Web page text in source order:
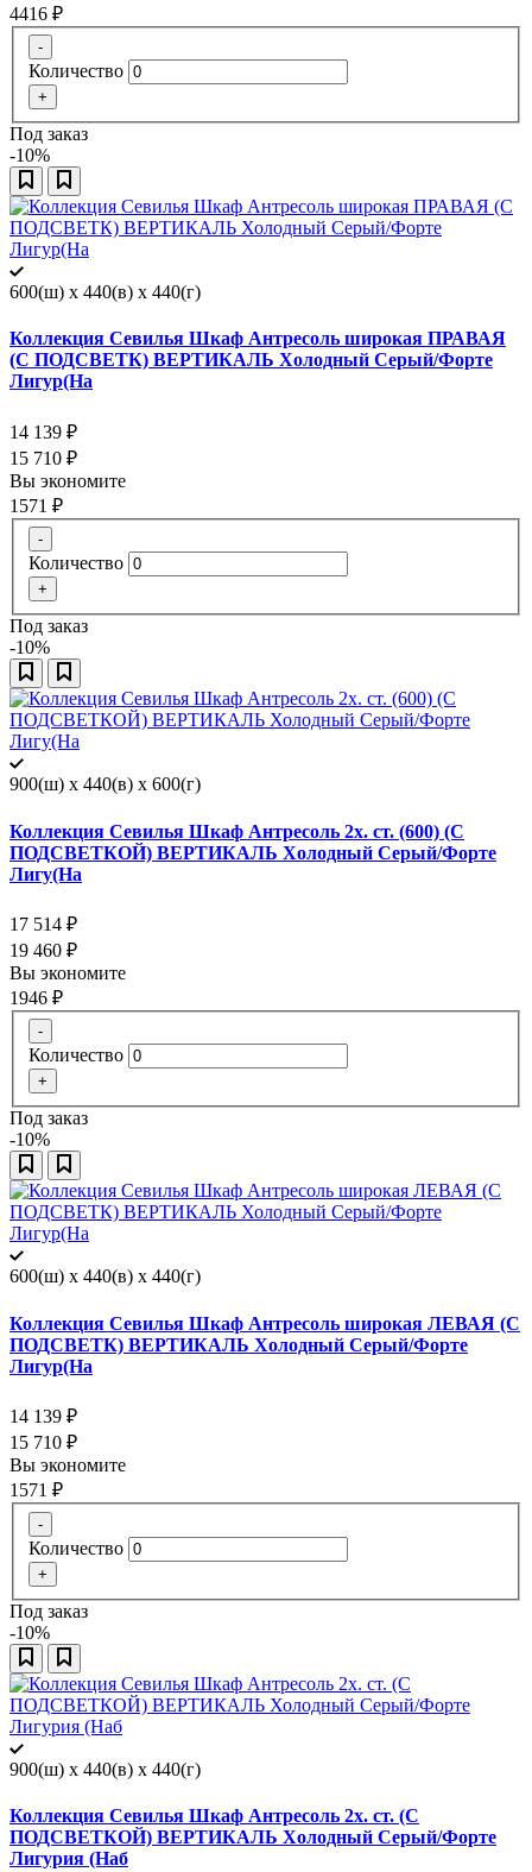
4416 ₽
-
Количество
+
Под заказ
-10%
600(ш) x 440(в) x 440(г)
Коллекция Севилья Шкаф Антресоль широкая ПРАВАЯ
(С ПОДСВЕТК) ВЕРТИКАЛЬ Холодный Серый/Форте
Лигур(На
14 139 ₽
15 710 ₽
Вы экономите
1571 ₽
-
Количество
+
Под заказ
-10%
900(ш) x 440(в) x 600(г)
Коллекция Севилья Шкаф Антресоль 2х. ст. (600) (С
ПОДСВЕТКОЙ) ВЕРТИКАЛЬ Холодный Серый/Форте
Лигу(На
17 514 ₽
19 460 ₽
Вы экономите
1946 ₽
-
Количество
+
Под заказ
-10%
600(ш) x 440(в) x 440(г)
Коллекция Севилья Шкаф Антресоль широкая ЛЕВАЯ (С
ПОДСВЕТК) ВЕРТИКАЛЬ Холодный Серый/Форте
Лигур(На
14 139 ₽
15 710 ₽
Вы экономите
1571 ₽
-
Количество
+
Под заказ
-10%
900(ш) x 440(в) x 440(г)
Коллекция Севилья Шкаф Антресоль 2х. ст. (С
ПОДСВЕТКОЙ) ВЕРТИКАЛЬ Холодный Серый/Форте
Лигурия (Наб